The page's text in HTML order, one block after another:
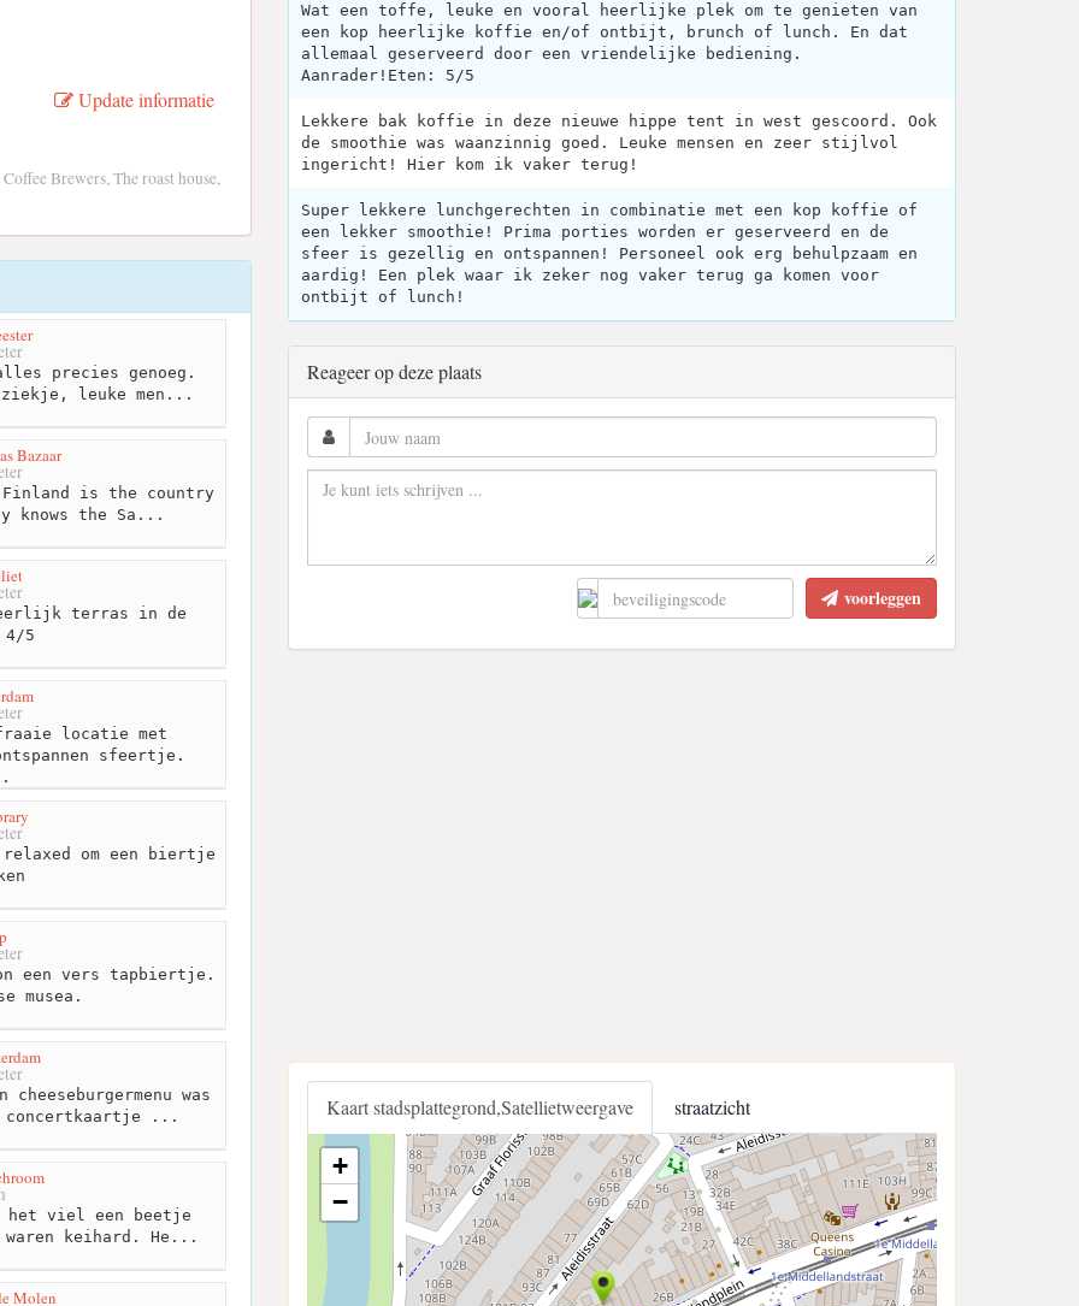
Update informatie
Brewers, The roast house,
precies genoeg.
leuke men...
Bazaar
is the country
knows the Sa...
terras in de
4/5
locatie met
sfeertje.
relaxed om een biertje
een vers tapbiertje.
musea.
was
concertkaartje ...
het viel een beetje
waren keihard. He...
Molen
Wat een toffe, leuke en vooral heerlijke plek om te genieten van
een kop heerlijke koffie en/of ontbijt, brunch of lunch. En dat
allemaal geserveerd door een vriendelijke bediening.
Aanrader!Eten: 5/5
Lekkere bak koffie in deze nieuwe hippe tent in west gescoord. Ook
de smoothie was waanzinnig goed. Leuke mensen en zeer stijlvol
ingericht! Hier kom ik vaker terug!
Super lekkere lunchgerechten in combinatie met een kop koffie of
een lekker smoothie! Prima porties worden er geserveerd en de
sfeer is gezellig en ontspannen! Personeel ook erg behulpzaam en
aardig! Een plek waar ik zeker nog vaker terug ga komen voor
ontbijt of lunch!
Reageer op deze plaats
voorleggen
Kaart stadsplattegrond,Satellietweergave straatzicht
+
−